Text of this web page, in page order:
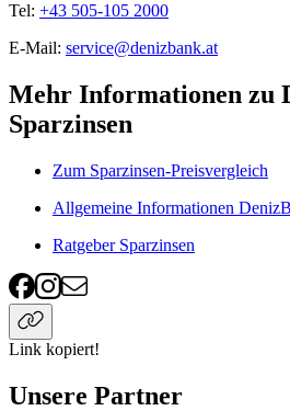
Tel: +43 505-105 2000
E-Mail: service@denizbank.at
Mehr Informationen zu
Sparzinsen
Zum Sparzinsen-Preisvergleich
Allgemeine Informationen
Ratgeber Sparzinsen
Link kopiert!
Unsere Partner